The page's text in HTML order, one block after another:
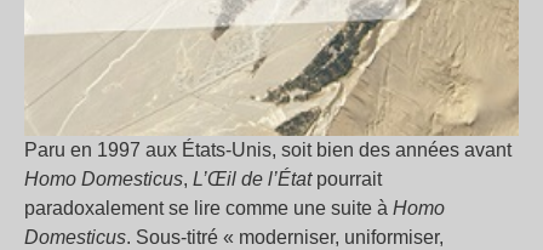
Paru en 1997 aux États-Unis, soit bien des années avant
Homo Domesticus, L’Œil de l’Étatpourrait
paradoxalement se lire comme une suite à Homo
Domesticus. Sous-titré « moderniser, uniformiser,